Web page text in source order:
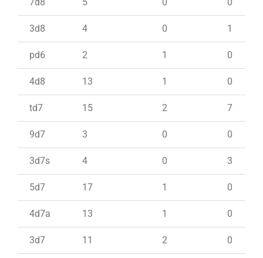
3d8 4 0 1
pd6 2 1 0
4d8 13 1 0
td7 15 2 7
9d7 3 0 0
3d7s 4 0 3
5d7 17 1 0
4d7a 13 1 0
3d7 11 2 0